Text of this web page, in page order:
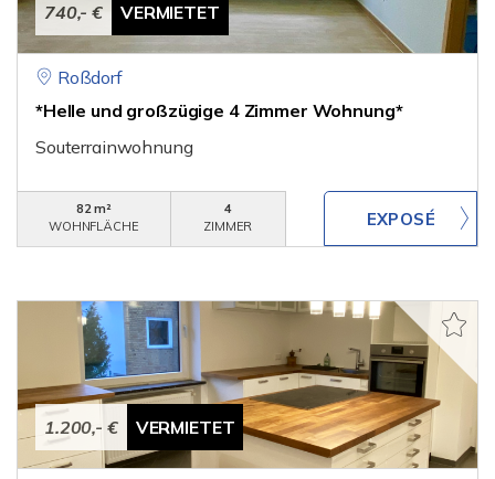
740,- € VERMIETET
Roßdorf
*Helle und großzügige 4 Zimmer Wohnung*
Souterrainwohnung
82 m²
WOHNFLÄCHE
4
ZIMMER
1.200,- € VERMIETET